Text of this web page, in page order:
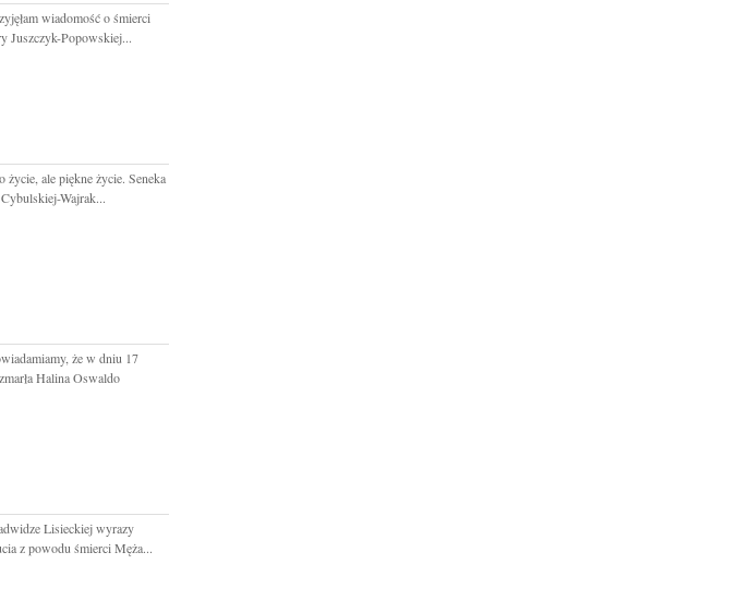
wiadomość o śmierci
Juszczyk-Popowskiej...
życie, ale piękne życie. Seneka
Wajrak...
że w dniu 17
Halina Oswaldo
Lisieckiej wyrazy
z powodu śmierci Męża...